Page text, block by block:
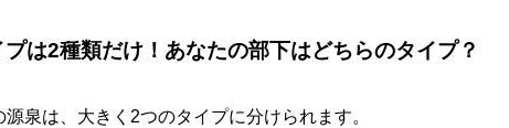
は2種類だけ！あなたの部下はどちらのタイプ？
源泉は、大きく2つのタイプに分けられます。